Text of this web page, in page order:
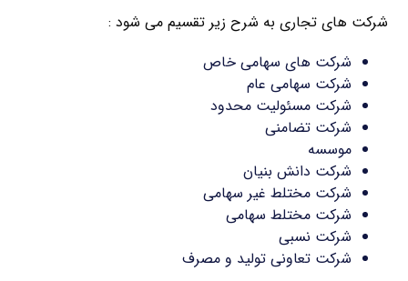
شرکت های تجاری به شرح زیر تقسیم می شود :
شرکت های سهامی خاص
شرکت سهامی عام
شرکت مسئولیت محدود
شرکت تضامنی
موسسه
شرکت دانش بنیان
شرکت مختلط غیر سهامی
شرکت مختلط سهامی
شرکت نسبی
شرکت تعاونی تولید و مصرف